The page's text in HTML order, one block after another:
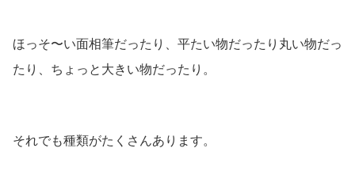
ほっそ〜い面相筆だったり、平たい物だったり丸い物だっ
たり、ちょっと大きい物だったり。
それでも種類がたくさんあります。